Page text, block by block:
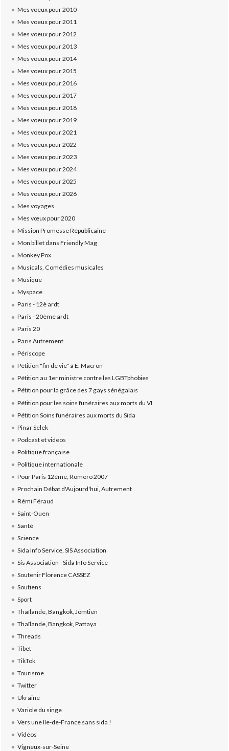
Mes voeux pour 2010
Mes voeux pour 2011
Mes voeux pour 2012
Mes voeux pour 2013
Mes voeux pour 2014
Mes voeux pour 2015
Mes voeux pour 2016
Mes voeux pour 2017
Mes voeux pour 2018
Mes voeux pour 2019
Mes voeux pour 2021
Mes voeux pour 2022
Mes voeux pour 2023
Mes voeux pour 2024
Mes voeux pour 2025
Mes voeux pour 2026
Mes voyages
Mes vœux pour 2020
Mission Promesse Républicaine
Mon billet dans Friendly Mag
Monkey Pox
Musicals, Comédies musicales
Musique
Myspace
Paris - 12è ardt
Paris - 20ème ardt
Paris 20
Paris Autrement
Périscope
Pétition "fin de vie" à E. Macron
Pétition au 1er ministre contre les LGBTphobies
Pétition pour la grâce des 7 gays sénégalais
Pétition pour les soins funéraires aux morts du VI
Pétition Soins funéraires aux morts du Sida
Pinar Selek
Podcast et videos
Politique française
Politique internationale
Pour Paris 12ème, Romero 2007
Prochain Débat d'Aujourd'hui, Autrement
Rémi Féraud
Saint-Ouen
Santé
Science
Sida Info Service, SIS Association
Sis Association - Sida Info Service
Soutenir Florence CASSEZ
Soutiens
Sport
Thaïlande, Bangkok, Jomtien
Thaïlande, Bangkok, Pattaya
Threads
Tibet
TikTok
Tourisme
Twitter
Ukraine
Variole du singe
Vers une Ile-de-France sans sida !
Vidéos
Vigneux-sur-Seine